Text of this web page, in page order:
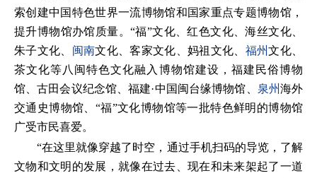
索创建中国特色世界一流博物馆和国家重点专题博物馆，
提升博物馆办馆质量。“福”文化、红色文化、海丝文化、
朱子文化、 闽南文化、客家文化、妈祖文化、 福州文化、
茶文化等八闽特色文化融入博物馆建设，福建民俗博物
馆、古田会议纪念馆、福建·中国闽台缘博物馆、 泉州海外
交通史博物馆、“福”文化博物馆等一批特色鲜明的博物馆
广受市民喜爱。
“在这里就像穿越了时空，通过手机扫码的导览，了解
文物和文明的发展，就像在过去、现在和未来架起了一道